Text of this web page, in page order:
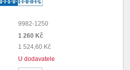
9982-1250
1 260 Kč
1 524,60 Kč
U dodavatele